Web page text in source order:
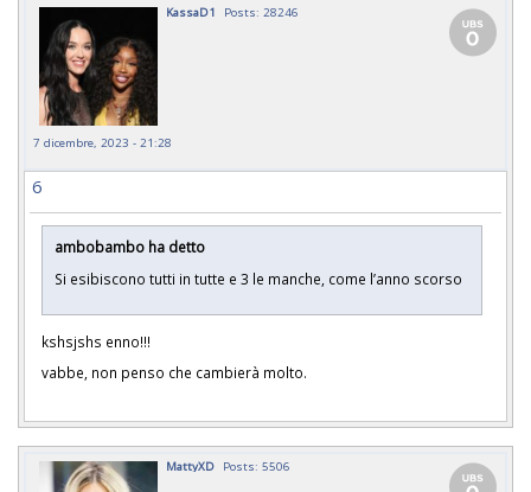
KassaD1 Posts: 28246
7 dicembre, 2023 - 21:28
6
ambobambo ha detto
Si esibiscono tutti in tutte e 3 le manche, come l’anno scorso
kshsjshs enno!!!
vabbe, non penso che cambierà molto.
MattyXD Posts: 5506